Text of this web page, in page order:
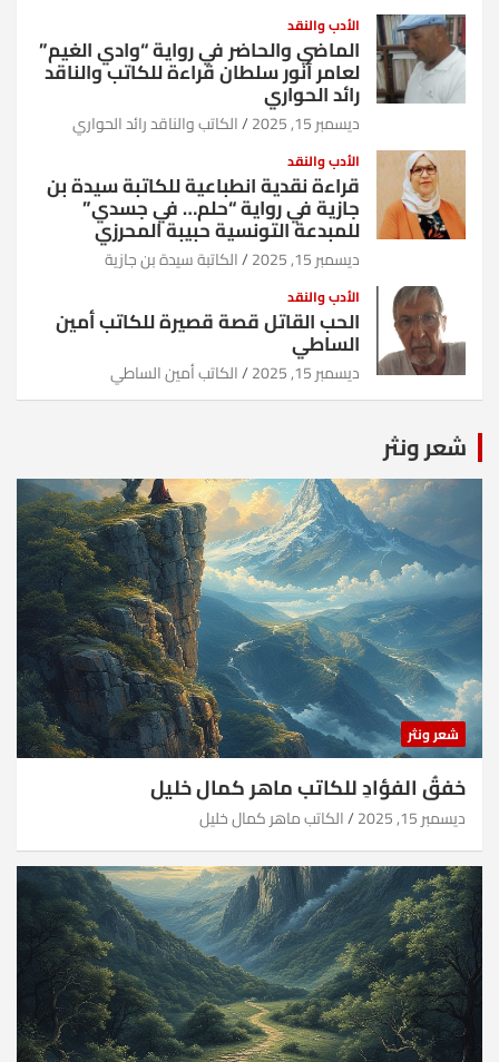
الأدب والنقد
الماضي والحاضر في رواية “وادي الغيم”
لعامر أنور سلطان قراءة للكاتب والناقد
رائد الحواري
ديسمبر 15, 2025 الكاتب والناقد رائد الحواري
الأدب والنقد
قراءة نقدية انطباعية للكاتبة سيدة بن
جازية في رواية “حلم… في جسدي”
للمبدعة التونسية حبيبة المحرزي
ديسمبر 15, 2025 الكاتبة سيدة بن جازية
الأدب والنقد
الحب القاتل قصة قصيرة للكاتب أمين
الساطي
ديسمبر 15, 2025 الكاتب أمين الساطي
شعر ونثر
شعر ونثر
خفقُ الفؤادِ للكاتب ماهر كمال خليل
ديسمبر 15, 2025 الكاتب ماهر كمال خليل